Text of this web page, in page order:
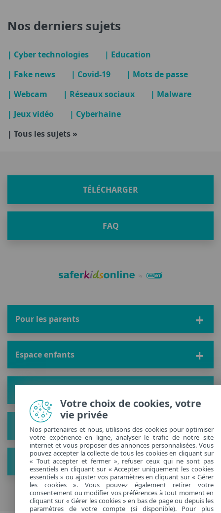
Nos derniers sujets
| Cyber technologies
| Education
| Fake news
| Covid-19
| Mots de passe
| Webcam
| Réseaux sociaux
| Malware
| Jeux vidéo
| Cyberhaine
| Tous les sujets »
TÉLÉCHARGER
FAQ
Pour les parents
Espace enfants
À propos
Plus de conseils
Votre choix de cookies, votre
vie privée
Nos partenaires et nous, utilisons des cookies pour optimiser
votre expérience en ligne, analyser le trafic de notre site
internet et vous proposer des annonces personnalisées. Vous
pouvez accepter la collecte de tous les cookies en cliquant sur
« Tout accepter et fermer », refuser ceux qui ne sont pas
essentiels en cliquant sur « Accepter uniquement les cookies
essentiels » ou ajuster vos paramètres en cliquant sur « Gérer
les cookies ». Vous pouvez également retirer votre
consentement ou modifier vos préférences à tout moment en
cliquant sur « Gérer les cookies » en bas de page ou depuis les
paramètres de votre compte (si disponible). Pour plus